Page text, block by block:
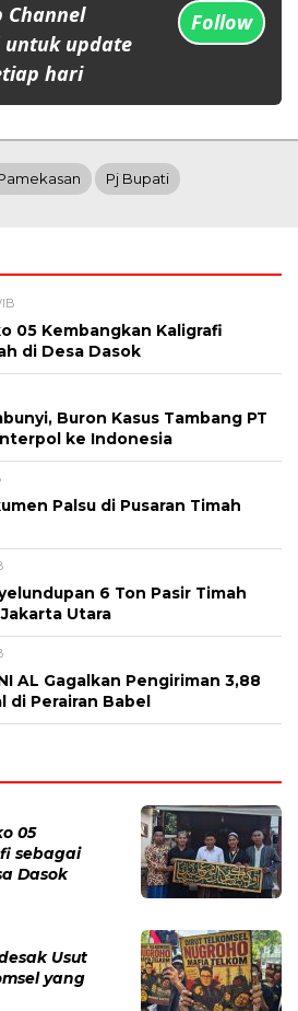
Channel
untuk update
hari
Follow
Pj Bupati
05 Kembangkan Kaligrafi
di Desa Dasok
Buron Kasus Tambang PT
ke Indonesia
Palsu di Pusaran Timah
6 Ton Pasir Timah
Utara
AL Gagalkan Pengiriman 3,88
di Perairan Babel
05
sebagai
Dasok
Usut
yang